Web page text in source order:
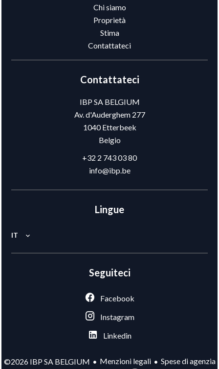
Chi siamo
Proprietà
Stima
Contattateci
Contattateci
IBP SA BELGIUM
Av. d'Auderghem 277
1040Etterbeek
Belgio
+32 2 743 03 80
info@ibp.be
Lingue
IT
Seguiteci
Facebook
Instagram
Linkedin
©2026 IBP SA BELGIUM Menzioni legali Spese di agenzia